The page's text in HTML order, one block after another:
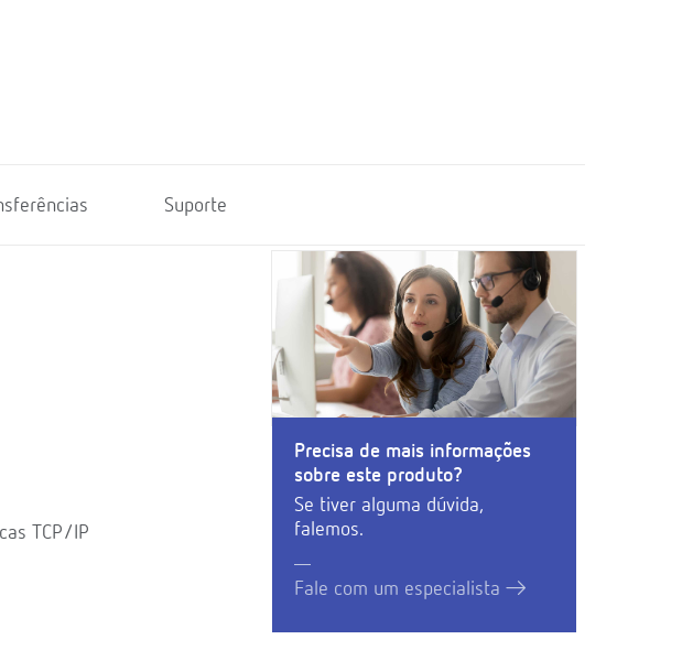
Suporte
TCP/IP
Precisa de mais informações
sobre este produto?
Se tiver alguma dúvida,
falemos.
Fale com um especialista